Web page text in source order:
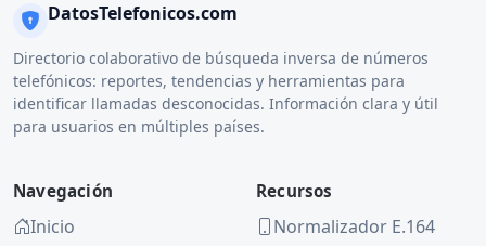
DatosTelefonicos.com
Directorio colaborativo de búsqueda inversa de números
telefónicos: reportes, tendencias y herramientas para
identificar llamadas desconocidas. Información clara y útil
para usuarios en múltiples países.
Navegación
Inicio
Recursos
Normalizador E.164